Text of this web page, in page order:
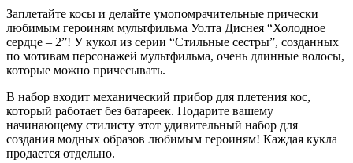
Заплетайте косы и делайте умопомрачительные прически
любимым героиням мультфильма Уолта Диснея “Холодное
сердце – 2”! У кукол из серии “Стильные сестры”, созданных
по мотивам персонажей мультфильма, очень длинные волосы,
которые можно причесывать.
В набор входит механический прибор для плетения кос,
который работает без батареек. Подарите вашему
начинающему стилисту этот удивительный набор для
создания модных образов любимым героиням! Каждая кукла
продается отдельно.